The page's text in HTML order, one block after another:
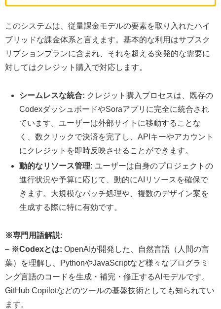
このシステムは、従量課金モデルの要素を取り入れたハイ
ブリッドな課金体系と言えます。基本的な利用はサブスク
リプションプランに含まれ、それを超える突発的な需要に
対してはクレジット購入で対応します。
シームレスな統合: クレジット購入プロセスは、既存の
CodexダッシュボードやSoraアプリに完全に統合され
ています。ユーザーは外部サイトに移動することな
く、数クリックで決済を完了し、APIキーやアカウント
にクレジットを即時反映させることができます。
動的なリソース管理: ユーザーは自身のプロジェクトの
進行状況や予算に応じて、動的にAIリソースを確保で
きます。大規模なバッチ処理や、複数のデザイン案を
生成する際に特に有効です。
※専門用語解説:
– ※Codexとは: OpenAIが開発した、自然言語（人間の言
葉）を理解し、PythonやJavaScriptなど様々なプログラミ
ング言語のコードを生成・補完・修正するAIモデルです。
GitHub Copilotなどのツールの基盤技術としても知られてい
ます。